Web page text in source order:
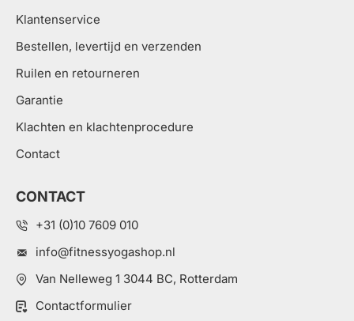
Klantenservice
Bestellen, levertijd en verzenden
Ruilen en retourneren
Garantie
Klachten en klachtenprocedure
Contact
CONTACT
+31 (0)10 7609 010
info@fitnessyogashop.nl
Van Nelleweg 1 3044 BC, Rotterdam
Contactformulier